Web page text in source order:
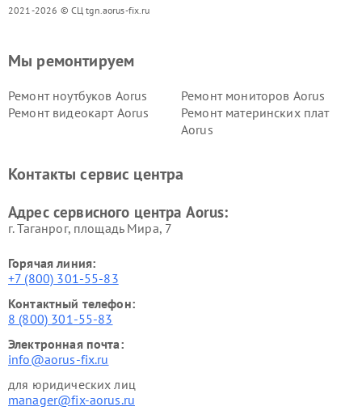
2021-2026 © СЦ tgn.aorus-fix.ru
Мы ремонтируем
Ремонт ноутбуков Aorus
Ремонт мониторов Aorus
Ремонт видеокарт Aorus
Ремонт материнских плат
Aorus
Контакты сервис центра
Адрес сервисного центра Aorus:
г. Таганрог, площадь Мира, 7
Горячая линия:
+7 (800) 301-55-83
Контактный телефон:
8 (800) 301-55-83
Электронная почта:
info@aorus-fix.ru
для юридических лиц
manager@fix-aorus.ru